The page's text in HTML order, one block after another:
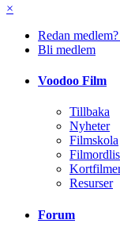
×
Redan
Bli medlem
Voodoo Film
Tillbaka
Nyheter
Filmskola
Resurser
Forum